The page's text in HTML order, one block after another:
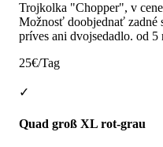
Trojkolka "Chopper", v
Možnosť doobjednať zadné
príves ani dvojsedadlo. od 5
25€/Tag
✓
Quad groß XL rot-grau